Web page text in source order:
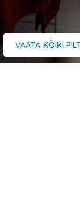
VAATA KÕIKI